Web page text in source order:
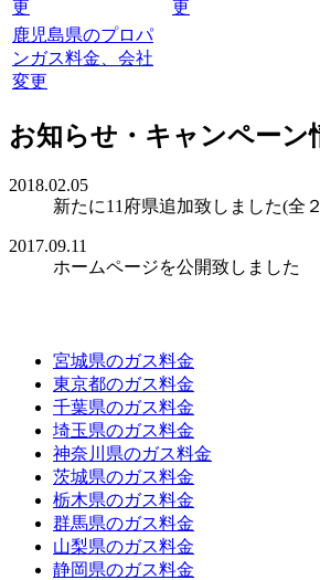
更
更
鹿児島県のプロパ
ンガス料金、会社
変更
お知らせ・キャンペーン
2018.02.05
新たに11府県追加致しました(全
2017.09.11
ホームページを公開致しました
宮城県のガス料金
東京都のガス料金
千葉県のガス料金
埼玉県のガス料金
神奈川県のガス料金
茨城県のガス料金
栃木県のガス料金
群馬県のガス料金
山梨県のガス料金
静岡県のガス料金